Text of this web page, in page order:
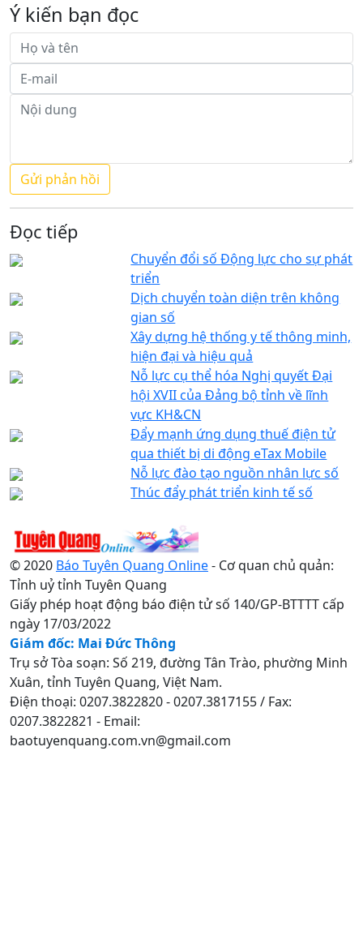
Ý kiến bạn đọc
Đọc tiếp
Chuyển đổi số Động lực cho sự phát
triển
Dịch chuyển toàn diện trên không
gian số
Xây dựng hệ thống y tế thông minh,
hiện đại và hiệu quả
Nỗ lực cụ thể hóa Nghị quyết Đại
hội XVII của Đảng bộ tỉnh về lĩnh
vực KH&CN
Đẩy mạnh ứng dụng thuế điện tử
qua thiết bị di động eTax Mobile
Nỗ lực đào tạo nguồn nhân lực số
Thúc đẩy phát triển kinh tế số
© 2020 Báo Tuyên Quang Online- Cơ quan chủ quản:
Tỉnh uỷ tỉnh Tuyên Quang
Giấy phép hoạt động báo điện tử số 140/GP-BTTTT cấp
ngày 17/03/2022
Giám đốc: Mai Đức Thông
Trụ sở Tòa soạn: Số 219, đường Tân Trào, phường Minh
Xuân, tỉnh Tuyên Quang, Việt Nam.
Điện thoại: 0207.3822820 - 0207.3817155 / Fax:
0207.3822821 - Email:
baotuyenquang.com.vn@gmail.com